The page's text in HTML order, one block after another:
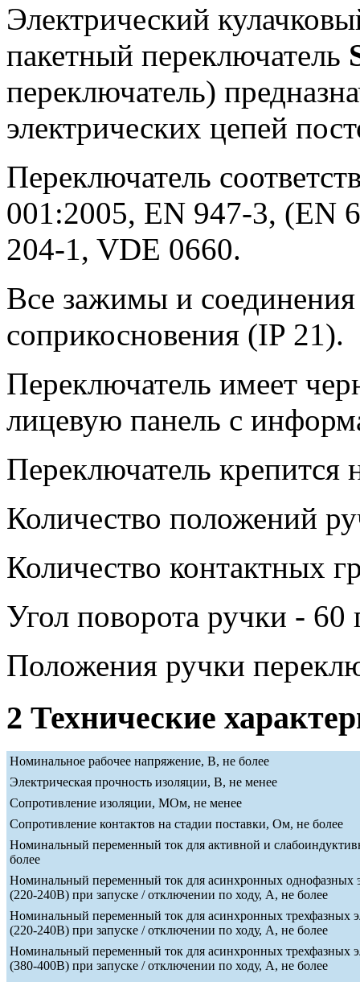
Электрический
пакетный переключатель
переключатель)
электрических цепей
Переключатель
001:2005, EN 947-3, (EN
204-1, VDE 0660.
Все зажимы и
соприкосновения (IP 21).
Переключатель имеет
лицевую панель с
Переключатель
Количество положений
Количество контактных
Угол поворота ручки - 60
Положения ручки
2 Технические
Номинальное рабочее напряжение, В, не более
Электрическая прочность изоляции, В, не менее
Сопротивление изоляции, МОм, не менее
Сопротивление контактов на стадии поставки, Ом, не более
Номинальный переменный ток для активной и
более
Номинальный переменный ток для асинхронных однофазных
(220-240В) при запуске / отключении по ходу, А, не более
Номинальный переменный ток для асинхронных трехфазных
(220-240В) при запуске / отключении по ходу, А, не более
Номинальный переменный ток для асинхронных трехфазных
(380-400В) при запуске / отключении по ходу, А, не более